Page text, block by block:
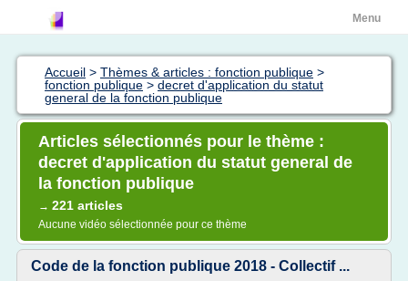
Menu
Accueil > Thèmes & articles : fonction publique >
fonction publique > decret d'application du statut
general de la fonction publique
Articles sélectionnés pour le thème :
decret d'application du statut general de
la fonction publique
→ 221 articles
Aucune vidéo sélectionnée pour ce thème
Code de la fonction publique 2018 - Collectif ...